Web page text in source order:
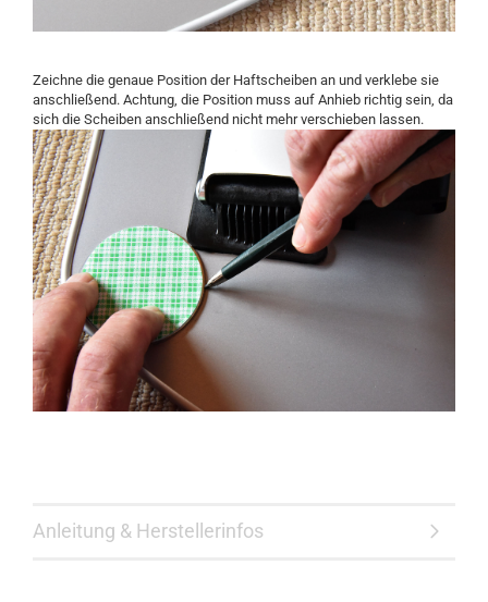
Zeichne die genaue Position der Haftscheiben an und verklebe sie
anschließend. Achtung, die Position muss auf Anhieb richtig sein, da
sich die Scheiben anschließend nicht mehr verschieben lassen.
Anleitung & Herstellerinfos